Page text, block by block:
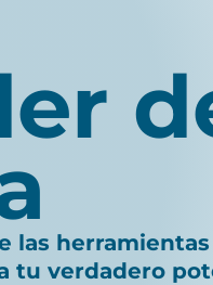
las herramientas
tu verdadero